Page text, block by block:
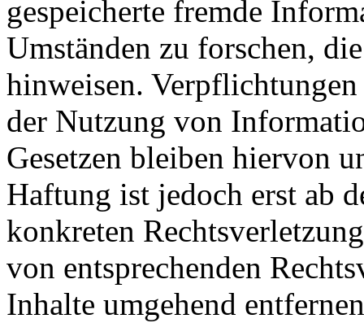
gespeicherte fremde
Umständen zu forschen,
hinweisen.
der Nutzung von
Gesetzen bleiben hiervon
Haftung ist jedoch erst ab
konkreten
von entsprechenden
Inhalte umgehend